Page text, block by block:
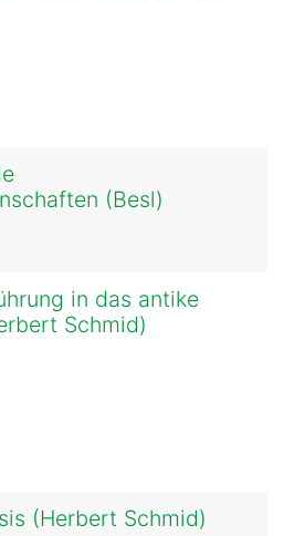
(Besl)
in das antike
Schmid)
(Herbert Schmid)